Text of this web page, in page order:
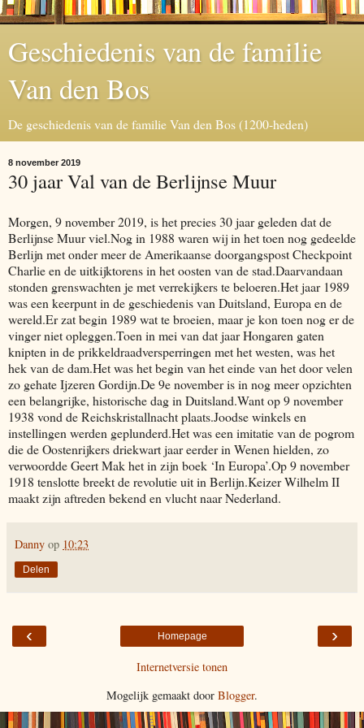
Geschiedenis van de familie
Van den Bos
De geschiedenis van de familie Van den Bos (1200-heden)
8 november 2019
30 jaar Val van de Berlijnse Muur
Morgen, 9 november 2019, is het precies 30 jaar geleden dat de
Berlijnse Muur viel.Nog in 1988 waren wij in het toen nog gedeelde
Berlijn met onder meer de Amerikaanse doorgangspost Checkpoint
Charlie en de uitkijktorens in het oosten van de stad.Daarvandaan
stonden grenswachten je met verrekijkers te beloeren.Het jaar 1989
was een keerpunt in de geschiedenis van Duitsland, Europa en de
wereld.Er zat begin 1989 wat te broeien, maar je kon toen nog er de
vinger niet opleggen.Toen in mei van dat jaar Hongaren gaten
knipten in de prikkeldraadversperringen met het westen, was het
hek van de dam.Het was het begin van het einde van het door velen
zo gehate Ijzeren Gordijn.De 9e november is in nog meer opzichten
een belangrijke, historische dag in Duitsland.Want op 9 november
1938 vond de Reichskristallnacht plaats.Joodse winkels en
instellingen werden geplunderd.Het was een imitatie van de pogrom
die de Oostenrijkers driekwart jaar eerder in Wenen hielden, zo
verwoordde Geert Mak het in zijn boek ‘In Europa’.Op 9 november
1918 tenslotte breekt de revolutie uit in Berlijn.Keizer Wilhelm II
maakt zijn aftreden bekend en vlucht naar Nederland.
Danny op 10:23
Delen
‹ ›
Homepage
Internetversie tonen
Mogelijk gemaakt door Blogger.